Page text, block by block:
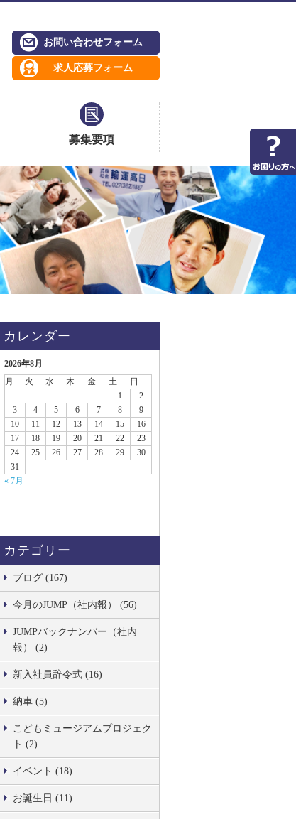
お問い合わせフォーム
求人応募フォーム
募集要項
カレンダー
2026年8月
月
火 水 木 金 土
日
1
2
3
4 5 6 7 8
9
10
11 12 13 14 15
16
17
18 19 20 21 22
23
24
25 26 27 28 29
30
31
« 7月
カテゴリー
ブログ (167)
今月のJUMP（社内報） (56)
JUMPバックナンバー（社内
報） (2)
新入社員辞令式 (16)
納車 (5)
こどもミュージアムプロジェク
ト (2)
イベント (18)
お誕生日 (11)